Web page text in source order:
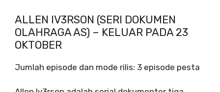
ALLEN IV3RSON (SERI DOKUMEN
OLAHRAGA AS) – KELUAR PADA 23
OKTOBER
Jumlah episode dan mode rilis: 3 episode pesta